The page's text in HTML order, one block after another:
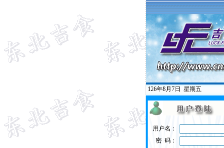
126年8月7日 星期五
用户名：
密 码：